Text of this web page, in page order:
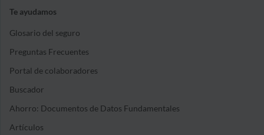
Te ayudamos
Glosario del seguro
Preguntas Frecuentes
Portal de colaboradores
Buscador
Ahorro: Documentos de Datos Fundamentales
Artículos